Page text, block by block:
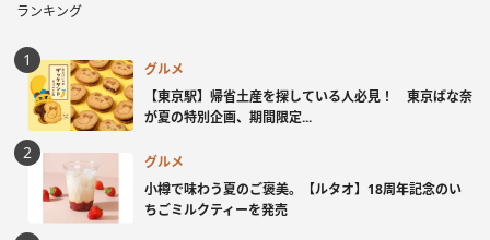
ランキング
グルメ
【東京駅】帰省土産を探している人必見！ 東京ばな奈
が夏の特別企画、期間限定...
グルメ
小樽で味わう夏のご褒美。【ルタオ】18周年記念のい
ちごミルクティーを発売